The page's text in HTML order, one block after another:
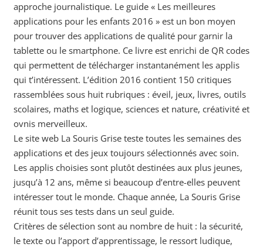
approche journalistique. Le guide « Les meilleures
applications pour les enfants 2016 » est un bon moyen
pour trouver des applications de qualité pour garnir la
tablette ou le smartphone. Ce livre est enrichi de QR codes
qui permettent de télécharger instantanément les applis
qui t’intéressent. L’édition 2016 contient 150 critiques
rassemblées sous huit rubriques : éveil, jeux, livres, outils
scolaires, maths et logique, sciences et nature, créativité et
ovnis merveilleux.
Le site web La Souris Grise teste toutes les semaines des
applications et des jeux toujours sélectionnés avec soin.
Les applis choisies sont plutôt destinées aux plus jeunes,
jusqu’à 12 ans, même si beaucoup d’entre-elles peuvent
intéresser tout le monde. Chaque année, La Souris Grise
réunit tous ses tests dans un seul guide.
Critères de sélection sont au nombre de huit : la sécurité,
le texte ou l’apport d’apprentissage, le ressort ludique,